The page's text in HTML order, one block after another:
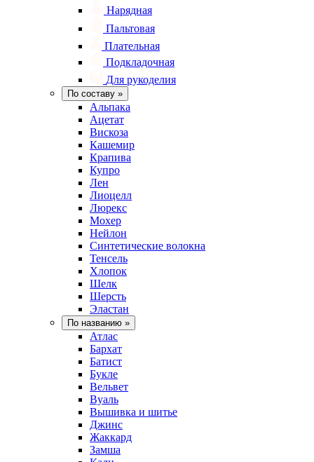
Нарядная
Пальтовая
Плательная
Подкладочная
Для рукоделия
По составу »
Альпака
Ацетат
Вискоза
Кашемир
Крапива
Купро
Лен
Лиоцелл
Люрекс
Мохер
Нейлон
Синтетические волокна
Тенсель
Хлопок
Шелк
Шерсть
Эластан
По названию »
Атлас
Бархат
Батист
Букле
Вельвет
Вуаль
Вышивка и шитье
Джинс
Жаккард
Замша